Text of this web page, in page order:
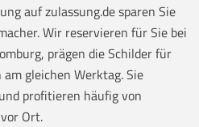
auf zulassung.de sparen Sie
Wir reservieren für Sie bei
prägen die Schilder für
gleichen Werktag. Sie
profitieren häufig von
Ort.